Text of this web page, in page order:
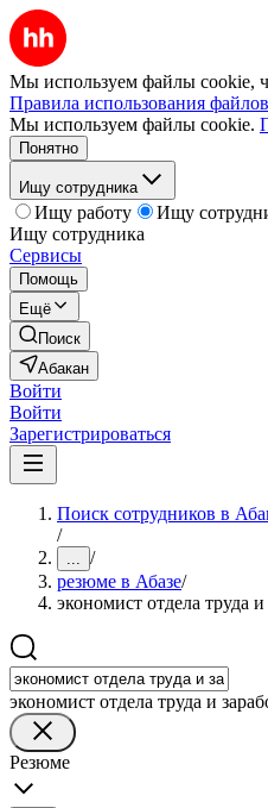
Мы используем файлы cookie,
Правила использования
Мы используем файлы cookie.
Понятно
Ищу сотрудника
Ищу работу
Ищу
Ищу сотрудника
Сервисы
Помощь
Ещё
Поиск
Абакан
Войти
Войти
Зарегистрироваться
Поиск сотрудников в
/
... /
резюме в Абазе/
экономист отдела труда
экономист отдела труда и
Резюме